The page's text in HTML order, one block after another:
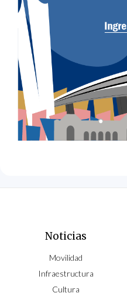
Noticias
Movilidad
Infraestructura
Cultura